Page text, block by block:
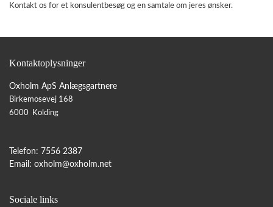
Kontakt os for et konsulentbesøg og en samtale om jeres ønsker.
Kontaktoplysninger
Oxholm ApS Anlægsgartnere
Birkemosevej 168
6000 Kolding
Telefon: 7556 2387
Email: oxholm@oxholm.net
Sociale links